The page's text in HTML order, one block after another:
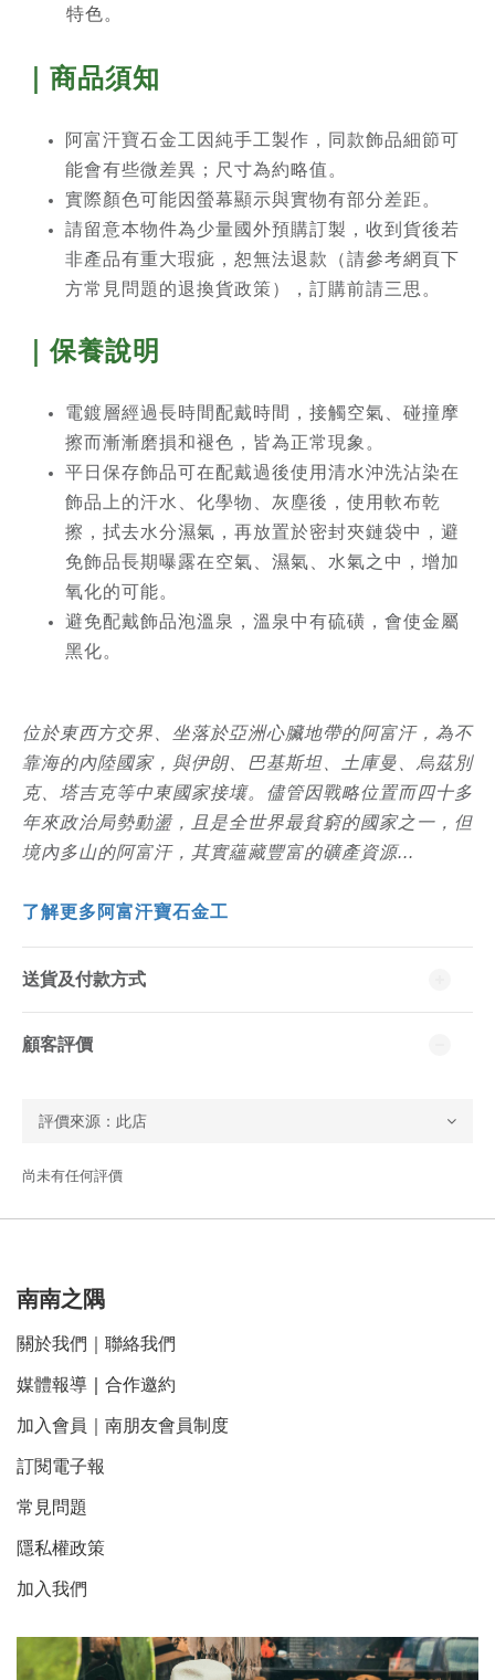
特色。
｜商品須知
阿富汗寶石金工因純手工製作，同款飾品細節可
能會有些微差異；尺寸為約略值。
實際顏色可能因螢幕顯示與實物有部分差距。
請留意本物件為少量國外預購訂製，收到貨後若
非產品有重大瑕疵，恕無法退款（請參考網頁下
方常見問題的退換貨政策），訂購前請三思。
｜保養說明
電鍍層經過長時間配戴時間，接觸空氣、碰撞摩
擦而漸漸磨損和褪色，皆為正常現象。
平日保存飾品可在配戴過後使用清水沖洗沾染在
飾品上的汗水、化學物、灰塵後，使用軟布乾
擦，拭去水分濕氣，再放置於密封夾鏈袋中，避
免飾品長期曝露在空氣、濕氣、水氣之中，增加
氧化的可能。
避免配戴飾品泡溫泉，溫泉中有硫磺，會使金屬
黑化。
位於東西方交界、坐落於亞洲心臟地帶的阿富汗，為不
靠海的內陸國家，與伊朗、巴基斯坦、土庫曼、烏茲別
克、塔吉克等中東國家接壤。儘管因戰略位置而四十多
年來政治局勢動盪，且是全世界最貧窮的國家之一，但
境內多山的阿富汗，其實蘊藏豐富的礦產資源...
了解更多阿富汗寶石金工
送貨及付款方式
顧客評價
尚未有任何評價
南南之隅
關於我們 聯絡我們
媒體報導 合作邀約
加入會員｜南朋友會員制度
訂閱電子報
常見問題
隱私權政策
加入我們